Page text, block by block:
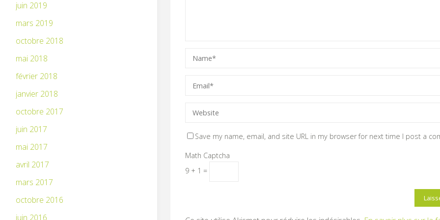
Save my name, email, and site URL in my browser for next time I post a
Math Captcha
9 + 1 =
juin 2019
mars 2019
octobre 2018
mai 2018
février 2018
janvier 2018
octobre 2017
juin 2017
mai 2017
avril 2017
mars 2017
octobre 2016
juin 2016